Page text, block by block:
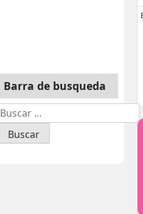
Barra de busqueda
Buscar: